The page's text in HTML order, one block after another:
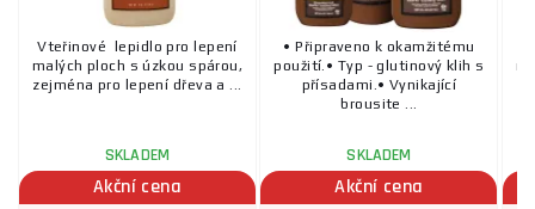
Vteřinové lepidlo pro lepení
malých ploch s úzkou spárou,
zejména pro lepení dřeva a ...
SKLADEM
Akční cena
• Připraveno k okamžitému
použití.• Typ - glutinový klih s
přísadami.• Vynikající
brousite ...
SKLADEM
Akční cena